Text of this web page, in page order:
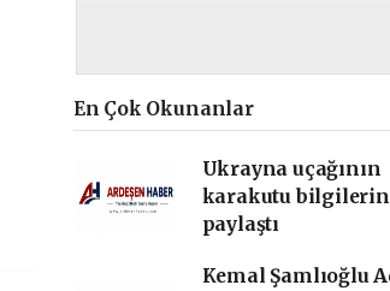
En Çok Okunanlar
Ukrayna uçağının
karakutu
paylaştı
Kemal Şamlıoğlu